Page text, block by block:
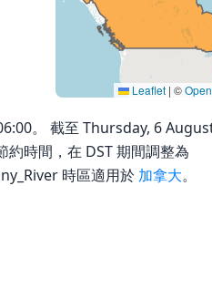
Leaflet | ©
。 截至 Thursday, 6
時間，在 DST 期間調整為
時區適用於 加拿大。